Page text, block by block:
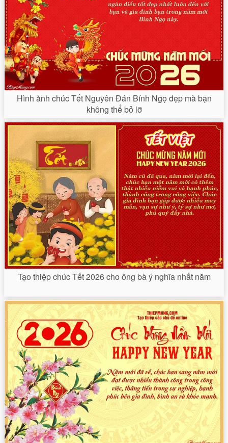
Hình ảnh chúc Tết Nguyên Đán Bính Ngọ đẹp mà bạn
không thể bỏ lỡ
Tạo thiệp chúc Tết 2026 cho ông bà ý nghĩa nhất năm